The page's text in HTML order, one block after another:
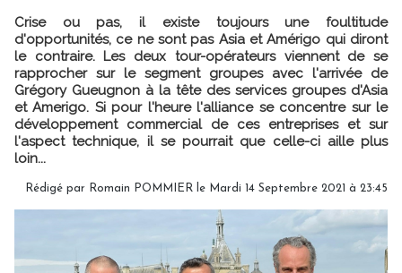
Crise ou pas, il existe toujours une foultitude
d'opportunités, ce ne sont pas Asia et Amérigo qui diront
le contraire. Les deux tour-opérateurs viennent de se
rapprocher sur le segment groupes avec l'arrivée de
Grégory Gueugnon à la tête des services groupes d'Asia
et Amerigo. Si pour l'heure l'alliance se concentre sur le
développement commercial de ces entreprises et sur
l'aspect technique, il se pourrait que celle-ci aille plus
loin...
Rédigé par Romain POMMIER le Mardi 14 Septembre 2021 à 23:45